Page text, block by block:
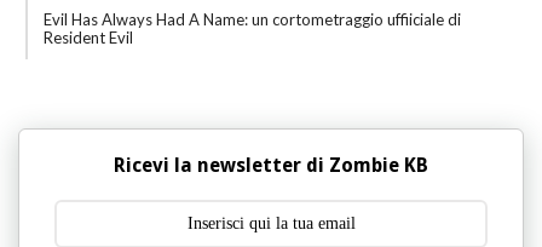
Evil Has Always Had A Name: un cortometraggio uffiiciale di
Resident Evil
Ricevi la newsletter di Zombie KB